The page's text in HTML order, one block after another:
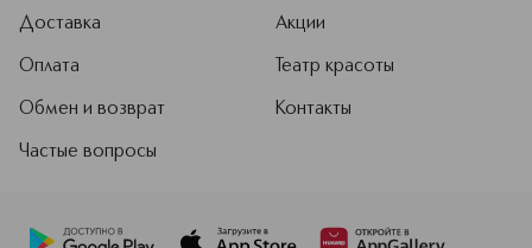
Доставка
Оплата
Обмен и возврат
Частые вопросы
Акции
Театр красоты
Контакты